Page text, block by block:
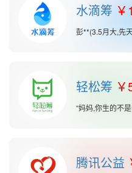
水滴筹
彭**(3.5月大,先
轻松筹
“妈妈,你生的不
腾讯公益